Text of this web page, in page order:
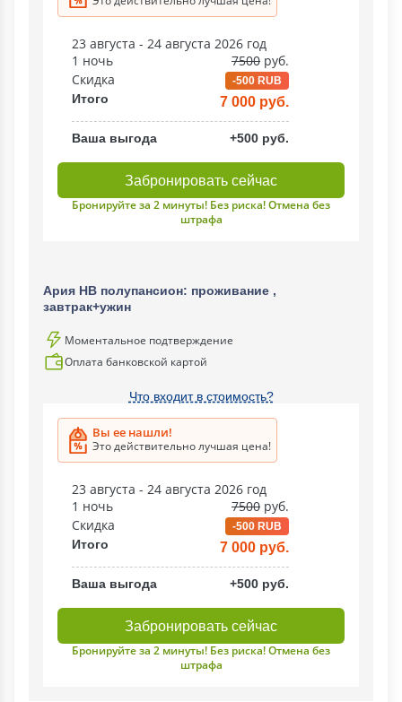
23 августа - 24 августа 2026 год
1 ночь
7500 руб.
Скидка
-500 RUB
Итого 7 000 руб.
Ваша выгода +500 руб.
Забронировать сейчас
Бронируйте за 2 минуты! Без риска! Отмена без
штрафа
Ария НВ полупансион: проживание ,
завтрак+ужин
Моментальное подтверждение
Оплата банковской картой
Что входит в стоимость?
Вы ее нашли!
Это действительно лучшая цена!
23 августа - 24 августа 2026 год
1 ночь
7500 руб.
Скидка
-500 RUB
Итого 7 000 руб.
Ваша выгода +500 руб.
Забронировать сейчас
Бронируйте за 2 минуты! Без риска! Отмена без
штрафа